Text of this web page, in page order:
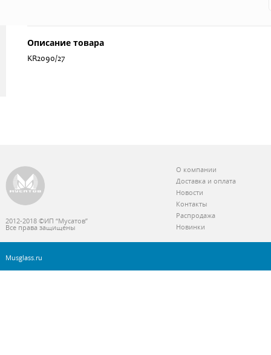
Описание товара
KR2090/27
2012-2018 ©ИП “Мусатов”
Все права защищены
О компании
Доставка и оплата
Новости
Контакты
Распродажа
Новинки
Musglass.ru